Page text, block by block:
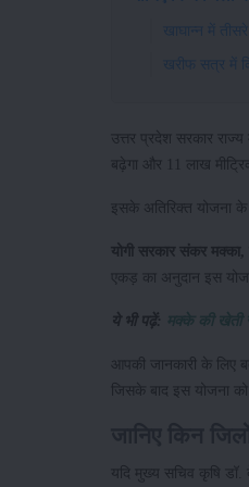
खाघान्न में
खरीफ सत्र में
उत्तर प्रदेश सरकार
बढ़ेगा और 11 लाख
इसके अतिरिक्त योजना के
योगी सरकार संकर मक्का,
एकड़ का अनुदान इस
ये भी पढ़ें: मक्के की खेती
आपकी जानकारी के लिए
जिसके बाद इस योजना
जानिए किन
यदि मुख्य सचिव कृषि डॉ.